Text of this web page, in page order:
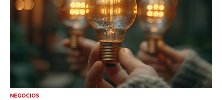
NEGOCIOS